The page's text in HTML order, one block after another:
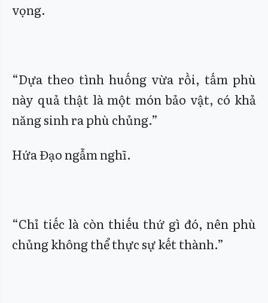
vọng.
“Dựa theo tình huống vừa rồi, tấm phù
này quả thật là một món bảo vật, có khả
năng sinh ra phù chủng.”
Hứa Đạo ngẫm nghĩ.
“Chỉ tiếc là còn thiếu thứ gì đó, nên phù
chủng không thể thực sự kết thành.”